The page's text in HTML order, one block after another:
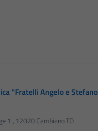
"Fratelli Angelo e Stefano
1 , 12020 Cambiano TO